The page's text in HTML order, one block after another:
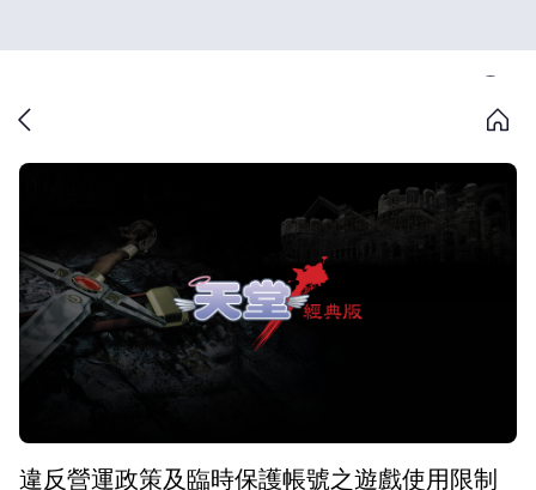
違反營運政策及臨時保護帳號之遊戲使用限制